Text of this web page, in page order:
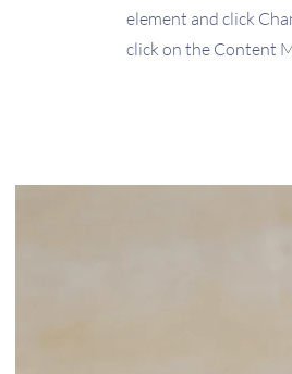
element and click
click on the Content